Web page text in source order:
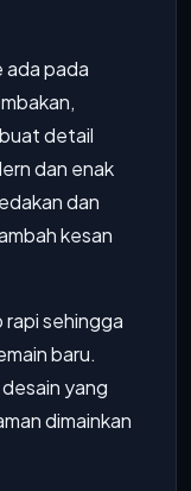
ada pada
detail
dan enak
dan
kesan
rapi sehingga
baru.
yang
dimainkan